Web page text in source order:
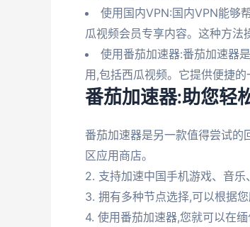
使用国内VPN:国内VPN能够
瓜视频会员专享内容。这种方法
使用番茄加速器:番茄加速器
用,包括西瓜视频。它提供便捷的
番茄加速器:助您轻
番茄加速器是另一款值得尝试
区应用商店。
2. 支持加速中国手机游戏、音乐
3. 拥有多种节点选择,可以根据
4. 使用番茄加速器,您就可以在